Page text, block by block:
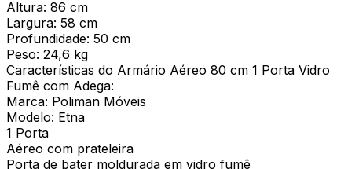
Altura: 86 cm
Largura: 58 cm
Profundidade: 50 cm
Peso: 24,6 kg
Características do Armário Aéreo 80 cm 1 Porta Vidro
Fumê com Adega:
Marca: Poliman Móveis
Modelo: Etna
1 Porta
Aéreo com prateleira
Porta de bater moldurada em vidro fumê